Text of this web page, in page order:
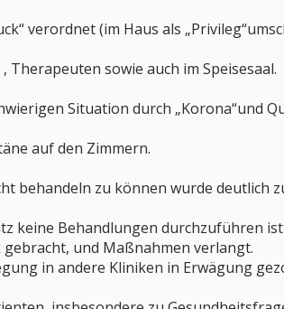
verordnet (im Haus als
sowie auch im Speisesaal.
Situation durch „Korona“und
auf den Zimmern.
behandeln zu können wurde deutlich
keine Behandlungen durchzuführen
und Maßnahmen verlangt.
in andere Kliniken in Erwägung